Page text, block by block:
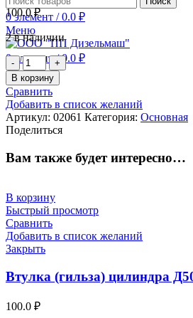
0элемент / 0.0 ₽
Меню
0элемент / 0.0 ₽
100.0₽
2 в наличии
Количество
товара
Турбокомпрессор
ТК-23
С-01
В корзину
Сравнить
Добавить в список желаний
Артикул: 02061 Категория: Основная
Поделиться
Вам также будет интересно…
В корзину
Быстрый просмотр
Сравнить
Добавить в список желаний
Закрыть
Втулка (гильза) цилиндра
100.0 ₽